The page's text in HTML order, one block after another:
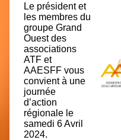
Le président et
les membres du
groupe Grand
Ouest des
associations
ATF et
AAESFF vous
convient à une
journée
d’action
régionale le
samedi 6 Avril
2024.